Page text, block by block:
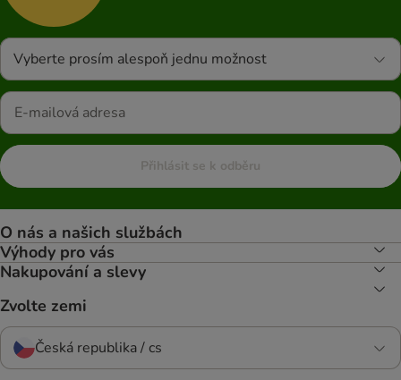
Vyberte prosím alespoň jednu možnost
Přihlásit se k odběru
O nás a našich službách
Výhody pro vás
Nakupování a slevy
Zvolte zemi
Česká republika / cs